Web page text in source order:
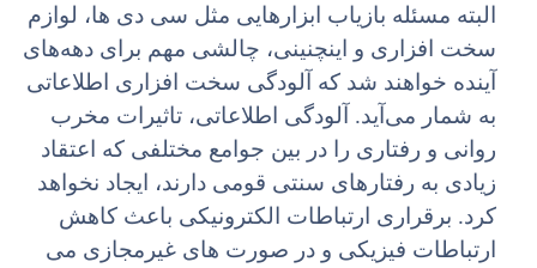
البته مسئله بازیاب ابزارهایى مثل سى دى ها، لوازم
سخت افزارى و اینچنینى، چالشى مهم براى دهه‌هاى
آینده خواهند شد که آلودگى سخت افزارى اطلاعاتى
به شمار مى‌آید. آلودگى اطلاعاتى، تاثیرات مخرب
روانى و رفتارى را در بین جوامع مختلفى که اعتقاد
زیادى به رفتارهاى سنتى قومى دارند، ایجاد نخواهد
کرد. برقرارى ارتباطات الکترونیکى باعث کاهش
ارتباطات فیزیکى و در صورت هاى غیرمجازى مى